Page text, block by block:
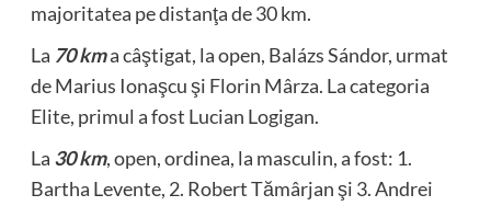
majoritatea pe distanţa de 30 km.
La 70 kma câştigat, la open, Balázs Sándor, urmat
de Marius Ionaşcu şi Florin Mârza. La categoria
Elite, primul a fost Lucian Logigan.
La 30 km, open, ordinea, la masculin, a fost: 1.
Bartha Levente, 2. Robert Tămârjan şi 3. Andrei